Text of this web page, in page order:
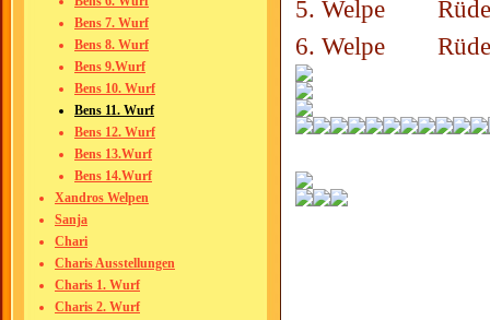
Bens 7. Wurf
Bens 8. Wurf
Bens 9.Wurf
Bens 10. Wurf
Bens 11. Wurf
Bens 12. Wurf
Bens 13.Wurf
Bens 14.Wurf
Xandros Welpen
Sanja
Chari
Charis Ausstellungen
Charis 1. Wurf
Charis 2. Wurf
5. Welpe
6. Welpe